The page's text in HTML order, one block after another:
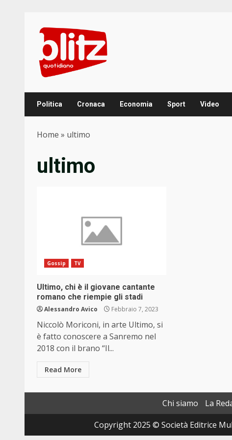
content
Politica Cronaca Economia Sport Video
Home » ultimo
ultimo
Gossip TV
Ultimo, chi è il giovane cantante
romano che riempie gli stadi
Alessandro Avico Febbraio 7, 2023
Niccolò Moriconi, in arte Ultimo, si
è fatto conoscere a Sanremo nel
2018 con il brano “Il...
Read More
Chi siamo La
Copyright 2025 © Società Editrice